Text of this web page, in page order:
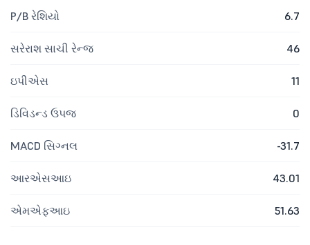
P/B રેશિયો 6.7
સરેરાશ સાચી રેન્જ 46
ઇપીએસ 11
ડિવિડન્ડ ઉપજ 0
MACD સિગ્નલ -31.7
આરએસઆઇ 43.01
એમએફઆઇ 51.63